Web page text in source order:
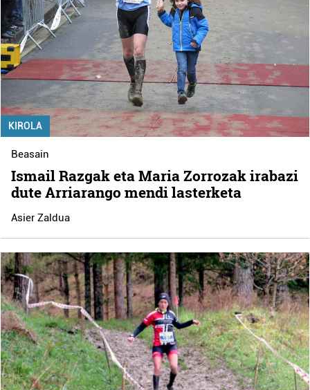
KIROLA
Beasain
Ismail Razgak eta Maria Zorrozak irabazi
dute Arriarango mendi lasterketa
Asier Zaldua